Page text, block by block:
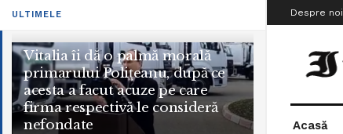
ULTIMELE
Vitalia îi dă o palmă morală
primarului Polițeanu, după ce
acesta a facut acuze pe care
firma respectivă le consideră
nefondate
Despre noi
Acasă